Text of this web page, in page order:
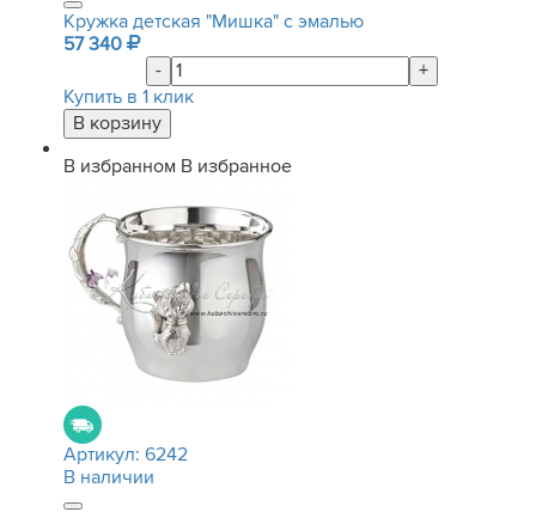
Кружка детская "Мишка" с эмалью
57 340
-
+
Купить в 1 клик
В избранном В избранное
Артикул: 6242
В наличии